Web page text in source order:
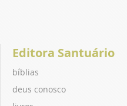
Editora Santuário
bíblias
deus conosco